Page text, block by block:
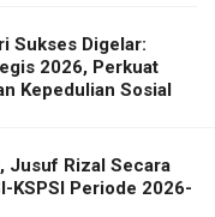
Sukses Digelar:
2026, Perkuat
Kepedulian Sosial
Jusuf Rizal Secara
KSPSI Periode 2026-